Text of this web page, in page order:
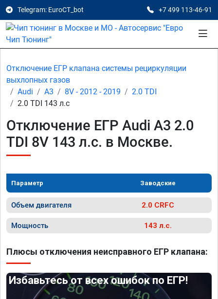
Telegram: EuroCT_bot +7 499 113-46-91
Отключение ЕГР клапана системы рециркуляции
выхлопных газов
Audi
A3 8V - 2012 - 2019
2.0 TDI
2.0 TDI 143 л.с
Отключение ЕГР Audi A3 2.0
TDI 8V 143 л.с. в Москве.
Параметр Заводские
Объем двигателя 2.0 CRFC
Мощность 143 л.с.
Плюсы отключения неисправного ЕГР клапана:
Избавьтесь от всех ошибок по ЕГР!